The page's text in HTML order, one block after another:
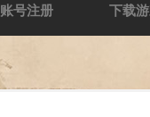
账号注册 下载